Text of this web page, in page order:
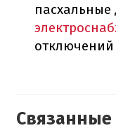
пасхальные
отключений